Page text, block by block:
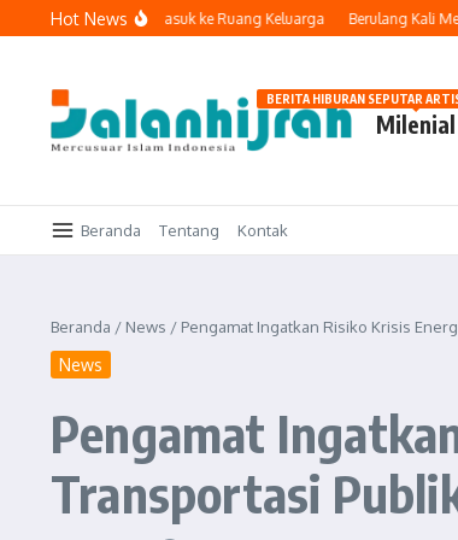
Lewati ke konten
Hot News
Ketika Teknologi Masuk ke Ruang Keluarga Berulang Kali
Milenial
BERITA HIBURAN SEPUTAR
Beranda Tentang Kontak
Beranda / News / Pengamat Ingatkan Risiko Krisis
News
Pengamat
Transportasi